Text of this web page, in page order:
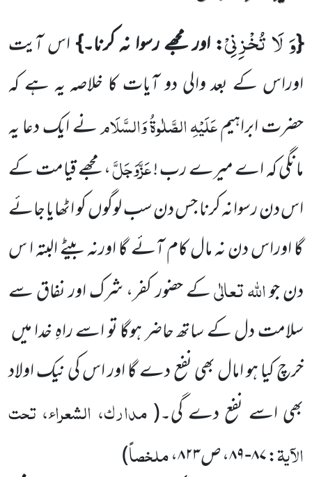
{وَ لَا تُخْزِنِیْ: اور مجھے رسوا نہ کرنا۔}اس آیت
اوراس کے بعد والی دو آیات کا خلاصہ یہ ہے کہ
حضرت ابراہیمعَلَیْہِالصَّلٰوۃُوَالسَّلَامنے ایک دعا یہ
مانگی کہ اے میرے رب !عَزَّوَجَلَّ، مجھے قیامت کے
اس دن رسوا نہ کرنا جس دن سب لوگوں کو اٹھایا جائے
گا اوراس دن نہ مال کام آئے گا اورنہ بیٹے البتہ ا س
دن جواللہ تعالٰیکے حضور کفر، شرک اور نفاق سے
سلامت دل کے ساتھ حاضر ہوگا تو اسے راہِ خدا میں
خرچ کیا ہو امال بھی نفع دے گا اور اس کی نیک اولاد
بھی اسے نفع دے گی۔(مدارک، الشعراء، تحت
الآیۃ:۸۷-۸۹ ، ص۸۲۳،ملخصاً)